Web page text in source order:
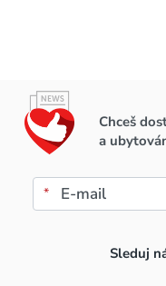
Chceš
a
*
Sleduj